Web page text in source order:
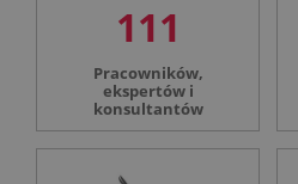
111
Pracowników,
ekspertów i
konsultantów